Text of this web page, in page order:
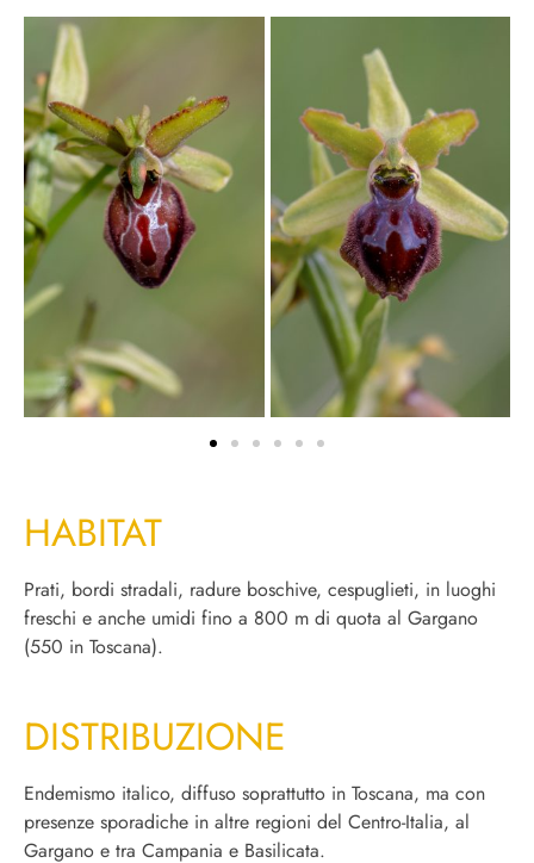
HABITAT
Prati, bordi stradali, radure boschive, cespuglieti, in luoghi
freschi e anche umidi fino a 800 m di quota al Gargano
(550 in Toscana).
DISTRIBUZIONE
Endemismo italico, diffuso soprattutto in Toscana, ma con
presenze sporadiche in altre regioni del Centro-Italia, al
Gargano e tra Campania e Basilicata.